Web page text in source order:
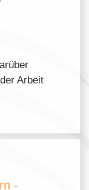
Arbeit
-